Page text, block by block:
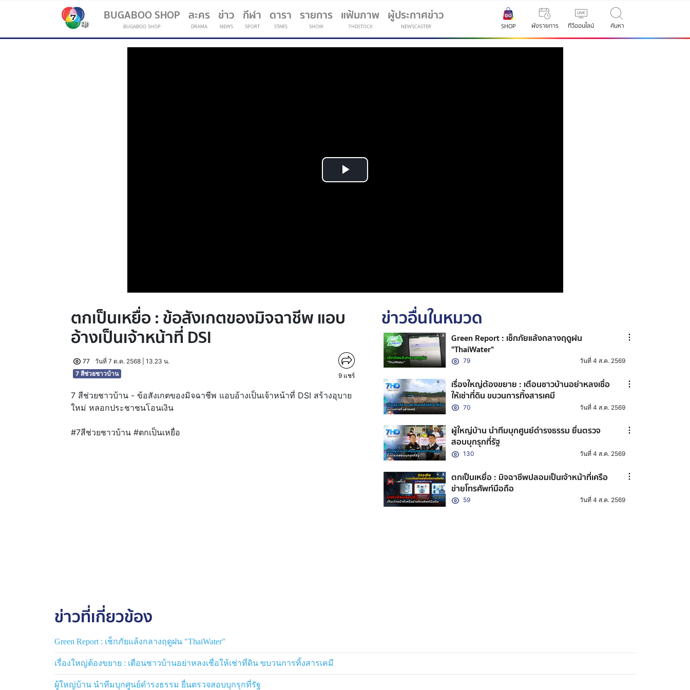
BUGABOO SHOP
BUGABOO SHOP
ละคร
DRAMA
ข่าว
NEWS
กีฬา
SPORT
(current)
ดารา
STARS
รายการ
SHOW
แฟ้มภาพ
7HDSTOCK
ผู้ประกาศข่าว
NEWSCASTER SHOP ผังรายการ ทีวีออนไลน์ ค้นหา
Play
ตกเป็นเหยื่อ : ข้อสังเกตของมิจฉาชีพ แอบ
อ้างเป็นเจ้าหน้าที่ DSI
77
วันที่ 7 ต.ค. 2568 | 13.23 น.
7 สีช่วยชาวบ้าน
9 แชร์
7 สีช่วยชาวบ้าน - ข้อสังเกตของมิจฉาชีพ แอบอ้างเป็นเจ้าหน้าที่ DSI สร้างอุบาย
ใหม่ หลอกประชาชนโอนเงิน
#7สีช่วยชาวบ้าน #ตกเป็นเหยื่อ
ข่าวอื่นในหมวด
Green Report : เช็กภัยแล้งกลางฤดูฝน
"ThaiWater"
79 วันที่ 4 ส.ค. 2569
เรื่องใหญ่ต้องขยาย : เตือนชาวบ้านอย่าหลงเชื่อ
ให้เช่าที่ดิน ขบวนการทิ้งสารเคมี
70 วันที่ 4 ส.ค. 2569
ผู้ใหญ่บ้าน นำทีมบุกศูนย์ดำรงธรรม ยื่นตรวจ
สอบบุกรุกที่รัฐ
130 วันที่ 4 ส.ค. 2569
ตกเป็นเหยื่อ : มิจฉาชีพปลอมเป็นเจ้าหน้าที่เครือ
ข่ายโทรศัพท์มือถือ
59 วันที่ 4 ส.ค. 2569
ข่าวที่เกี่ยวข้อง
Green Report : เช็กภัยแล้งกลางฤดูฝน "ThaiWater"
เรื่องใหญ่ต้องขยาย : เตือนชาวบ้านอย่าหลงเชื่อให้เช่าที่ดิน ขบวนการทิ้งสารเคมี
ผู้ใหญ่บ้าน นำทีมบุกศูนย์ดำรงธรรม ยื่นตรวจสอบบุกรุกที่รัฐ